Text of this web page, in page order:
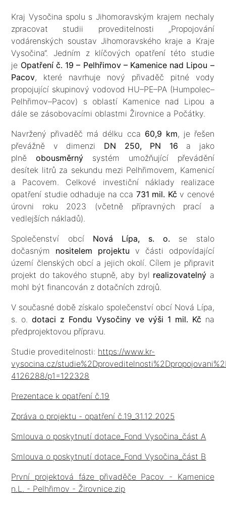
Kraj Vysočina spolu s Jihomoravským krajem nechaly
zpracovat studii proveditelnosti „Propojování
vodárenských soustav Jihomoravského kraje a Kraje
Vysočina“. Jedním z klíčových opatření této studie
je Opatření č. 19 – Pelhřimov – Kamenice nad Lipou –
Pacov, které navrhuje nový přivaděč pitné vody
propojující skupinový vodovod HU–PE–PA (Humpolec–
Pelhřimov–Pacov) s oblastí Kamenice nad Lipou a
dále se zásobovacími oblastmi Žirovnice a Počátky.
Navržený přivaděč má délku cca 60,9 km, je řešen
převážně v dimenzi DN 250, PN 16 a jako
plněobousměrný systém umožňující převádění
desítek litrů za sekundu mezi Pelhřimovem, Kamenicí
a Pacovem. Celkové investiční náklady realizace
opatření studie odhaduje na cca 731 mil. Kč v cenové
úrovni roku 2023 (včetně přípravných prací a
vedlejších nákladů).
Společenství obcí Nová Lípa, s. o. se stalo
dočasným nositelem projektu v části odpovídající
území členských obcí a jejich okolí. Cílem je připravit
projekt do takového stupně, aby byl realizovatelný a
mohl být financován z dotačních zdrojů.
V současné době získalo společenství obcí Nová Lípa,
s. o.dotaci z Fondu Vysočiny ve výši 1 mil. Kč na
předprojektovou přípravu.
Studie proveditelnosti: https://www.kr-
vysocina.cz/
4126288/p1=122328
Prezentace k opatření č.19
Zpráva o projektu - opatření č.19_31.12.2025
Smlouva o poskytnutí dotace_Fond Vysočina_část A
Smlouva o poskytnutí dotace_Fond Vysočina_část B
První projektová fáze přivaděče Pacov - Kamenice
n.L. - Pelhřimov - Žirovnice.zip